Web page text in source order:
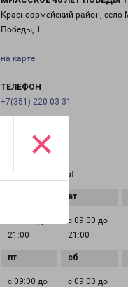
×
Красноармейский район, село
Победы, 1
на карте
ТЕЛЕФОН
+7(351) 220-03-31
chel@pecom.ru
ГРАФИК РАБОТЫ
21:00
с 09:00 до
21:00
с 09:00 до
с 09:00 до